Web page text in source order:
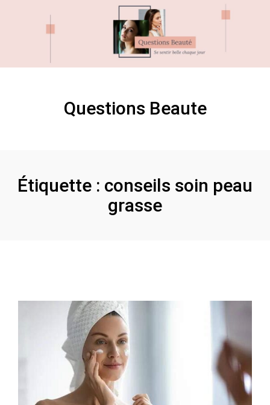
Questions Beaute
Étiquette : conseils soin peau
grasse